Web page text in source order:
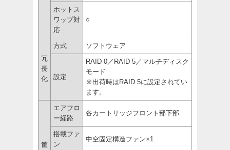
ホットス
ワップ対
応
○
冗
長
化
方式 ソフトウェア
設定
RAID 0／RAID 5／マルチディスク
モード
※出荷時はRAID 5に設定されてい
ます。
筐
エアフロ
ー経路
各カートリッジフロント部下部
搭載ファ
ン
中空固定構造ファン×1